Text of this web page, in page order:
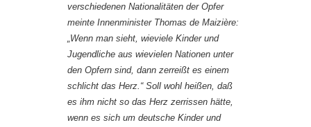
verschiedenen Nationalitäten der Opfer
meinte Innenminister Thomas de Maizière:
„Wenn man sieht, wieviele Kinder und
Jugendliche aus wievielen Nationen unter
den Opfern sind, dann zerreißt es einem
schlicht das Herz. “ Soll wohl heißen, daß
es ihm nicht so das Herz zerrissen hätte,
wenn es sich um deutsche Kinder und